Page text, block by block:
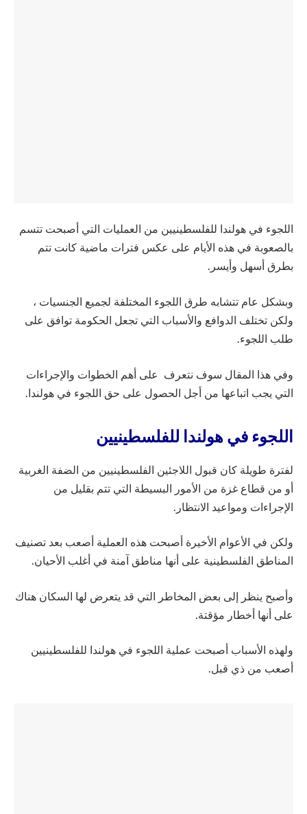
اللجوء في هولندا للفلسطينيين من العمليات التي أصبحت تتسم
بالصعوبة في هذه الأيام على عكس فترات ماضية كانت تتم
بطرق أسهل وأيسر.
وبشكل عام تتشابه طرق اللجوء المختلفة لجميع الجنسيات ،
ولكن تختلف الدوافع والأسباب التي تجعل الحكومة توافق على
طلب اللجوء.
وفي هذا المقال سوف نتعرف على أهم الخطوات والإجراءات
التي يجب اتباعها من أجل الحصول على حق اللجوء في هولندا.
اللجوء في هولندا للفلسطينيين
لفترة طويلة كان قبول اللاجئين الفلسطينيين من الضفة الغربية
أو من قطاع غزة من الأمور البسيطة التي تتم بقليل من
الإجراءات ومواعيد الانتظار.
ولكن في الأعوام الأخيرة أصبحت هذه العملية أصعب بعد تصنيف
المناطق الفلسطينية على أنها مناطق آمنة في أغلب الأحيان.
وأصبح ينظر إلى بعض المخاطر التي قد يتعرض لها السكان هناك
على أنها أخطار مؤقتة.
ولهذه الأسباب أصبحت عملية اللجوء في هولندا للفلسطينيين
أصعب من ذي قبل.